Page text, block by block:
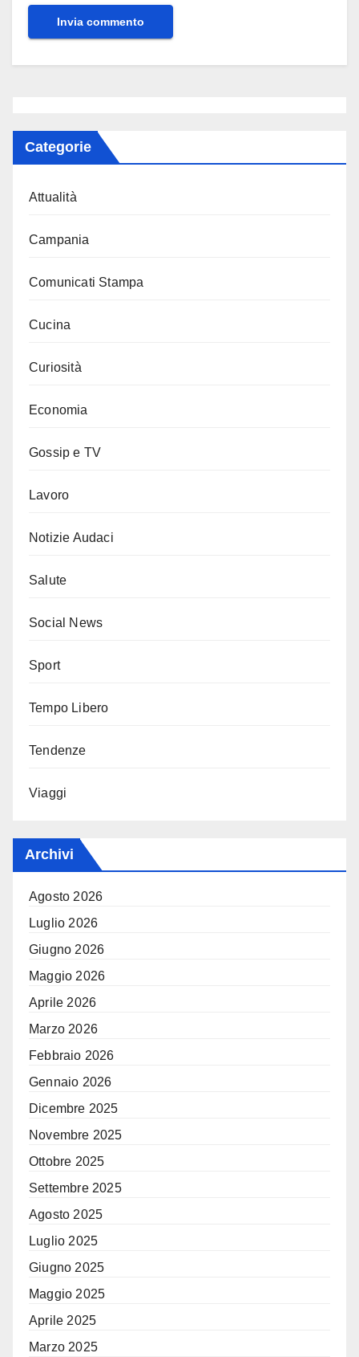
Categorie
Attualità
Campania
Comunicati Stampa
Cucina
Curiosità
Economia
Gossip e TV
Lavoro
Notizie Audaci
Salute
Social News
Sport
Tempo Libero
Tendenze
Viaggi
Archivi
Agosto 2026
Luglio 2026
Giugno 2026
Maggio 2026
Aprile 2026
Marzo 2026
Febbraio 2026
Gennaio 2026
Dicembre 2025
Novembre 2025
Ottobre 2025
Settembre 2025
Agosto 2025
Luglio 2025
Giugno 2025
Maggio 2025
Aprile 2025
Marzo 2025